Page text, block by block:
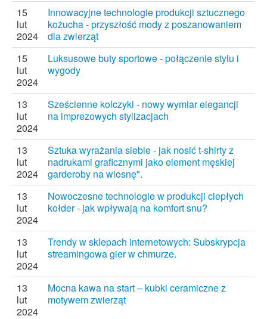
15
lut
2024
Innowacyjne technologie produkcji sztucznego
kożucha - przyszłość mody z poszanowaniem
dla zwierząt
15
lut
2024
Luksusowe buty sportowe - połączenie stylu i
wygody
13
lut
2024
Sześcienne kolczyki - nowy wymiar elegancji
na imprezowych stylizacjach
13
lut
2024
Sztuka wyrażania siebie - jak nosić t-shirty z
nadrukami graficznymi jako element męskiej
garderoby na wiosnę".
13
lut
2024
Nowoczesne technologie w produkcji ciepłych
kołder - jak wpływają na komfort snu?
13
lut
2024
Trendy w sklepach internetowych: Subskrypcja
streamingowa gier w chmurze.
13
lut
2024
Mocna kawa na start – kubki ceramiczne z
motywem zwierząt